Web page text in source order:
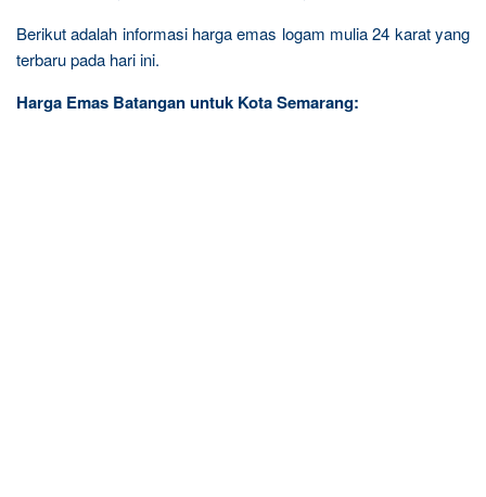
Berikut adalah informasi harga emas logam mulia 24 karat yang
terbaru pada hari ini.
Harga Emas Batangan untuk Kota Semarang: